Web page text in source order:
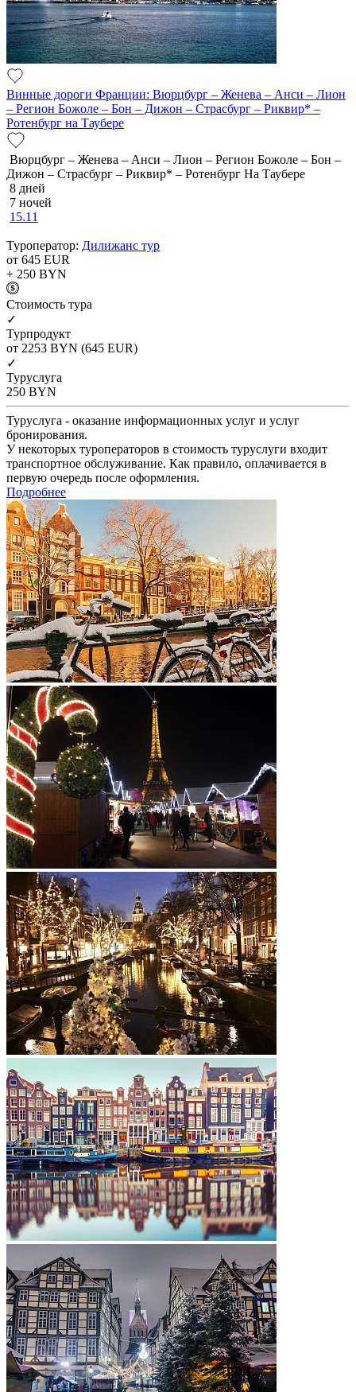
Винные дороги Франции: Вюрцбург – Женева – Анси – Лион
– Регион Божоле – Бон – Дижон – Страсбург – Риквир* –
Ротенбург на Таубере
Вюрцбург – Женева – Анси – Лион – Регион Божоле – Бон –
Дижон – Страсбург – Риквир* – Ротенбург На Таубере
8 дней
7 ночей
15.11
Туроператор: Дилижанс тур
от 645 EUR
+ 250 BYN
Cтоимость тура
✓
Турпродукт
от 2253 BYN (645 EUR)
✓
Туруслуга
250 BYN
Туруслуга - оказание информационных услуг и услуг
бронирования.
У некоторых туроператоров в стоимость туруслуги входит
транспортное обслуживание. Как правило, оплачивается в
первую очередь после оформления.
Подробнее